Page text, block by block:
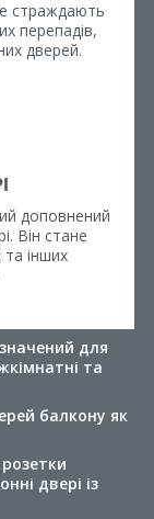
страждають
перепадів,
дверей.
доповнений
Він стане
інших
для
та
балкону як
двері із